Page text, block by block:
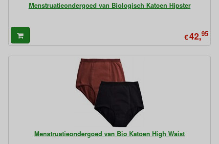
Menstruatieondergoed van Biologisch Katoen Hipster
€42,95
Menstruatieondergoed van Bio Katoen High Waist